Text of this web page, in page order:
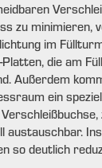
zu minimieren,
im
die am
Außerdem
ein
austauschbar.
so deutlich